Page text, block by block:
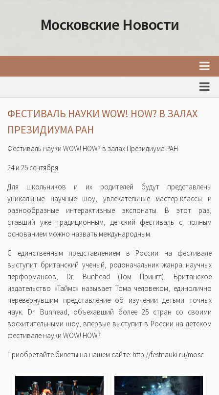
Московские Новости
Товары и услуги Москвы
ФЕСТИВАЛЬ НАУКИ WOW! HOW? В ЗАЛАХ
ПРЕЗИДИУМА РАН
Фестиваль науки WOW! HOW? в залах Президиума РАН
24 и 25 сентября
Для школьников и их родителей будут представлены
уникальные научные шоу, увлекательные мастер-классы и
разнообразные интерактивные экспонаты. В этот раз,
ставший уже традиционным, детский фестиваль с полным
основанием можно назвать международным.
С единственным представлением в России на фестивале
выступит британский ученый, родоначальник жанра научных
перформансов, Dr. Bunhead (Том Прингл). Британское
издательство «Таймс» называет Тома человеком, единолично
перевернувшим представление об изучении детьми точных
наук. Dr. Bunhead, объехавший более 25 стран со своими
восхитительными шоу, впервые выступит в России на детском
фестивале науки WOW! HOW?
Приобретайте билеты на нашем сайте: http://festnauki.ru/mosc